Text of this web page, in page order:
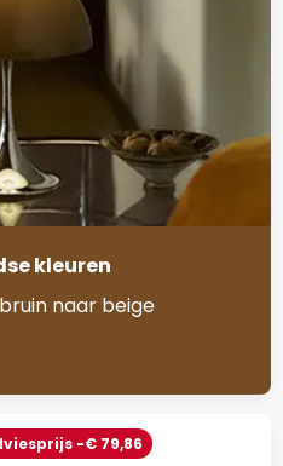
kleuren
naar beige
-€ 79,86